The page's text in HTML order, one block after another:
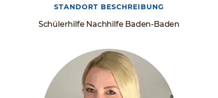
Schülerhilfe Nachhilfe Baden-Baden
STANDORT BESCHREIBUNG